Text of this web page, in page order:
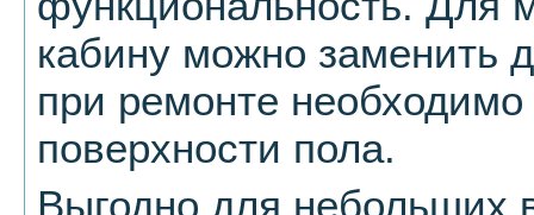
кабину можно заменить
при ремонте необходимо
поверхности пола.
Выгодно для небольших